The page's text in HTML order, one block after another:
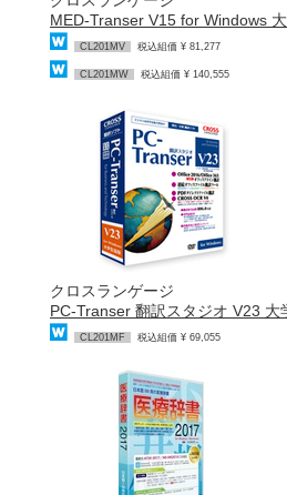
MED-Transer V15 for Windows
CL201MV 税込組価 ¥ 81,277
CL201MW 税込組価 ¥ 140,555
クロスランゲージ
PC-Transer 翻訳スタジオ V23 大
CL201MF 税込組価 ¥ 69,055